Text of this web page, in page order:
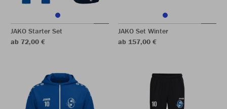
JAKO Starter Set
ab 72,00 €
JAKO Set Winter
ab 157,00 €